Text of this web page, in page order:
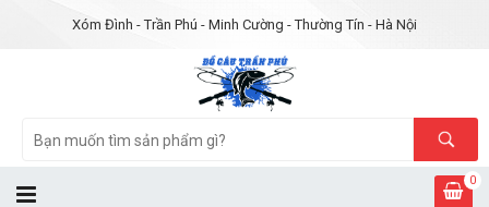
Xóm Đình - Trần Phú - Minh Cường - Thường Tín - Hà Nội
0